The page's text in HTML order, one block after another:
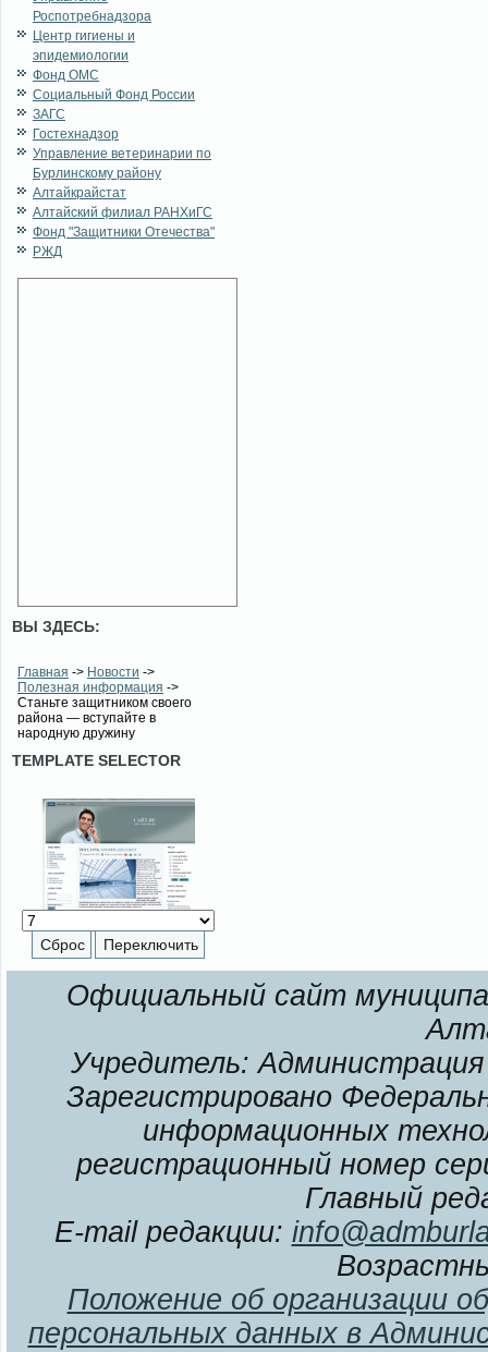
Роспотребнадзора
Центр гигиены и
эпидемиологии
Фонд ОМС
Социальный Фонд России
ЗАГС
Гостехнадзор
Управление ветеринарии по
Бурлинскому району
Алтайкрайстат
Алтайский филиал РАНХиГС
Фонд "Защитники Отечества"
РЖД
ВЫ ЗДЕСЬ:
Главная -> Новости ->
Полезная информация ->
Станьте защитником своего
района — вступайте в
народную дружину
TEMPLATE SELECTOR
Официальный сайт
Учредитель: Администрация
Зарегистрировано
информационных
регистрационный номер
Главный
E-mail редакции:
Положение об организации
персональных данных в